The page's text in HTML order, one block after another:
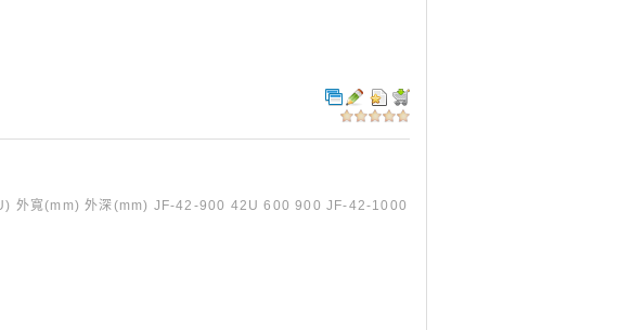
外寬(mm) 外深(mm) JF-42-900 42U 600 900 JF-42-1000